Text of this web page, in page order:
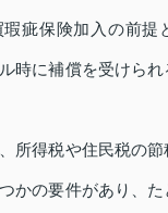
疵保険加入の前提
時に補償を受けら
所得税や住民税の
かの要件があり、た